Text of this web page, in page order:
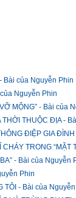
Bài của Nguyễn Phin
Nguyễn Phin
MỘNG” - Bài của
THUỘC ĐỊA -
ĐIỆP GIA
TRONG
- Bài của Nguyễn
Phin
TÔI - Bài của